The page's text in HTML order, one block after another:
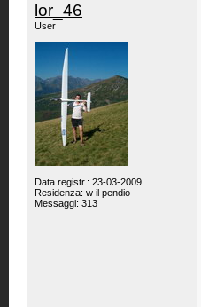
lor_46
User
Data registr.: 23-03-2009
Residenza: w il pendio
Messaggi: 313